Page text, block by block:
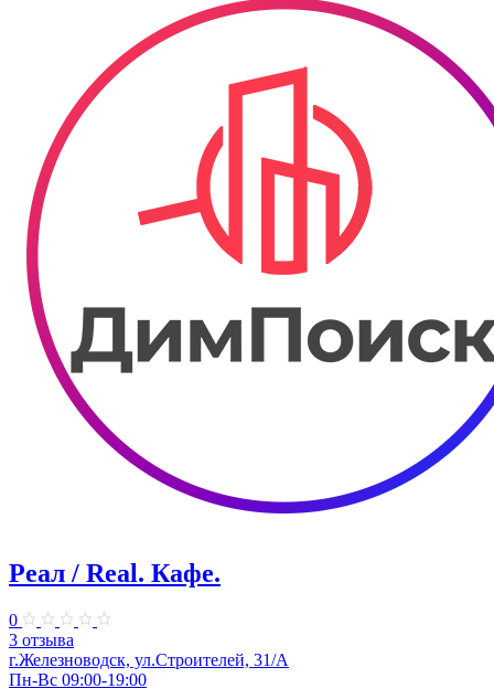
Реал / Real. Кафе.
0
3 отзыва
г.Железноводск, ул.Строителей, 31/А
Пн-Вс 09:00-19:00